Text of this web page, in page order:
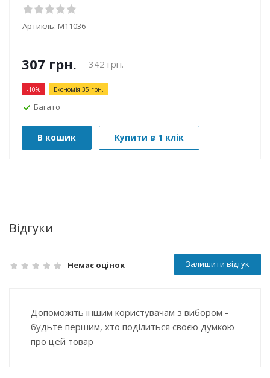
Артикль: М11036
307 грн. 342грн.
-10% Економія 35 грн.
Багато
В кошик Купити в 1 клік
Відгуки
Немає оцінок Залишити відгук
Допоможіть іншим користувачам з вибором -
будьте першим, хто поділиться своєю думкою
про цей товар